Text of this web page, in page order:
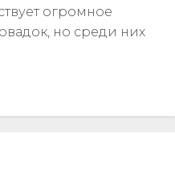
огромное
но среди них